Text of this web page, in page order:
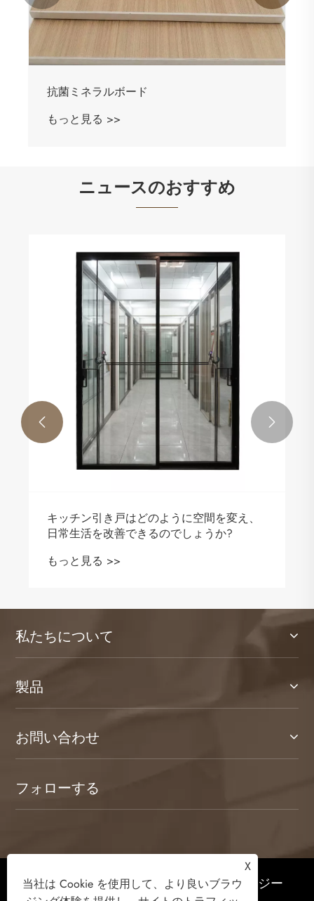
ニュースのおすすめ
木製ドアは依然として現代の住宅デザイン
のベンチマークですか?
もっと見る >>
 
私たちについて
製品
お問い合わせ
フォローする
著作権 © 2026 濰坊カムランホームテクノロジー
X
当社は Cookie を使用して、より良いブラウ